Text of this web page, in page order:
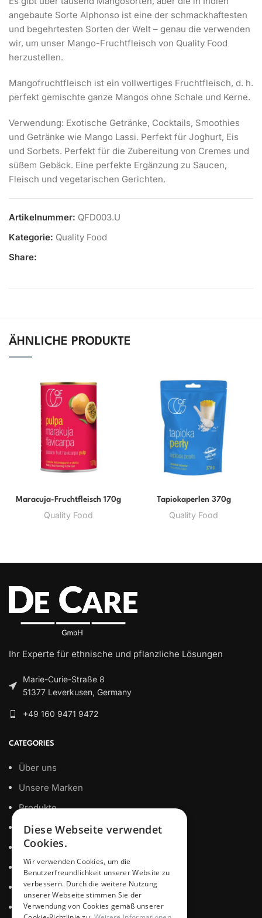
angebaute Sorte Alphonso ist eine der schmackhaftesten
und begehrtesten Sorten der Welt – genau die verwenden
wir, um unser Mango-Fruchtfleisch von Quality Food
herzustellen.
Mangofruchtfleisch ist ein vollwertiges Fruchtfleisch, d. h.
perfekt gemischte ganze Mangos ohne Schale und Kerne.
Verwendung: Exotische Getränke, Cocktails, Smoothies
und Getränke wie Mango Lassi. Perfekt für Joghurt, Eis
und Sorbets. Perfekt für die Zubereitung von Cremes und
süßem Gebäck. Eine perfekte Ergänzung zu Saucen,
Fleisch und vegetarischen Gerichten.
Artikelnummer: QFD003.U
Kategorie: Quality Food
Share:
ÄHNLICHE PRODUKTE
Maracuja-Fruchtfleisch 170g
Quality Food
Tapiokaperlen 370g
Quality Food
Ihr Experte für ethnische und pflanzliche Lösungen
Marie-Curie-Straße 8
51377 Leverkusen, Germany
+49 160 9471 9472
CATEGORIES
Über uns
Unsere Marken
Produkte
Eigenmarke
Zertifizierungen
Datenschutz
Impressum
Kontakt
Diese Webseite verwendet
Cookies.
Wir verwenden Cookies, um die
Benutzerfreundlichkeit unserer Website zu
verbessern. Durch die weitere Nutzung
unserer Webseite stimmen Sie der
Verwendung von Cookies gemäß unserer